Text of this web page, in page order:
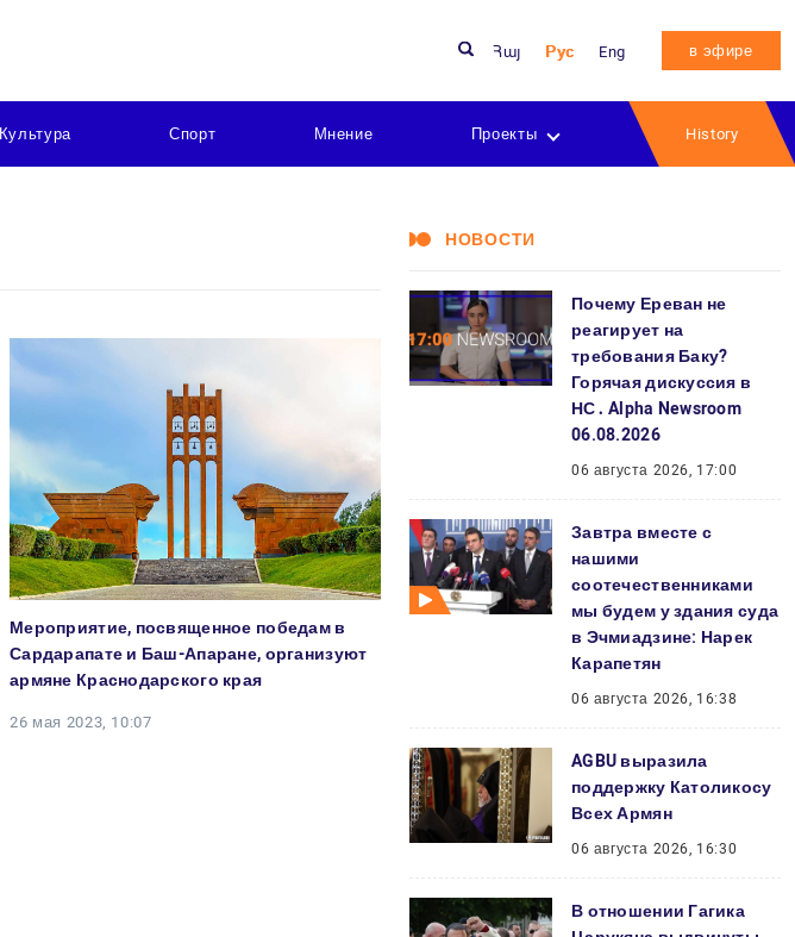
Հայ Рус Eng в эфире
Культура Спорт Мнение Проекты History
Мероприятие, посвященное победам в
Сардарапате и Баш-Апаране, организуют
армяне Краснодарского края
26 мая 2023, 10:07
НОВОСТИ
Почему Ереван не
реагирует на
требования Баку?
Горячая дискуссия в
НС․ Alpha Newsroom
06.08.2026
06 августа 2026, 17:00
Завтра вместе с
нашими
соотечественниками
мы будем у здания суда
в Эчмиадзине: Нарек
Карапетян
06 августа 2026, 16:38
AGBU выразила
поддержку Католикосу
Всех Армян
06 августа 2026, 16:30
В отношении Гагика